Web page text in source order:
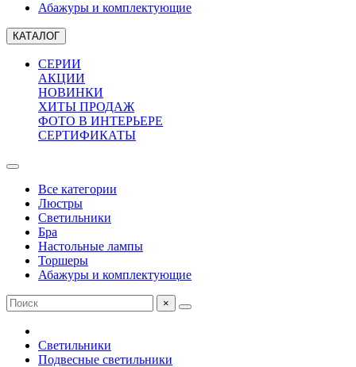
Абажуры и комплектующие
КАТАЛОГ
СЕРИИ
АКЦИИ
НОВИНКИ
ХИТЫ ПРОДАЖ
ФОТО В ИНТЕРЬЕРЕ
СЕРТИФИКАТЫ
Все категории
Люстры
Светильники
Бра
Настольные лампы
Торшеры
Абажуры и комплектующие
×
Светильники
Подвесные светильники